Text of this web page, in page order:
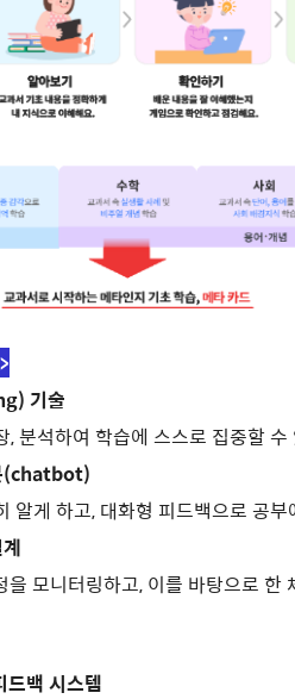
기술
,분석하여 학습에 스스로 집중할 수
(chatbot)
알게 하고, 대화형 피드백으로 공부
을 모니터링하고, 이를 바탕으로 한
백 시스템